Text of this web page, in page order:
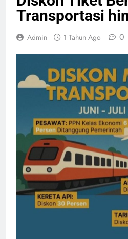
Transportasi
Admin 1 Tahun Ago 0